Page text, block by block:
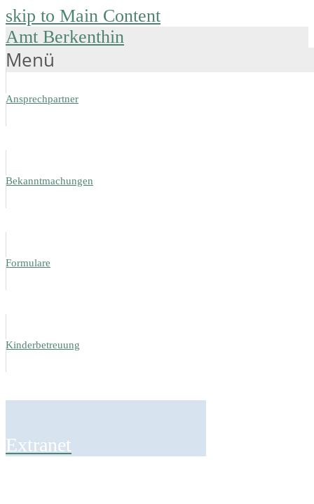
skip to Main Content
Amt Berkenthin
Menü
Ansprechpartner
Bekanntmachungen
Formulare
Kinderbetreuung
Extranet